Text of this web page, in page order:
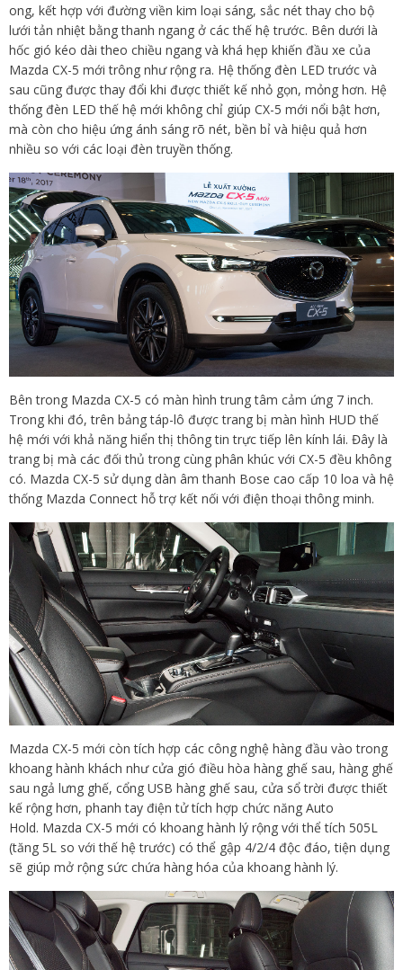
ong, kết hợp với đường viền kim loại sáng, sắc nét thay cho bộ
lưới tản nhiệt bằng thanh ngang ở các thế hệ trước. Bên dưới là
hốc gió kéo dài theo chiều ngang và khá hẹp khiến đầu xe của
Mazda CX-5 mới trông như rộng ra. Hệ thống đèn LED trước và
sau cũng được thay đổi khi được thiết kế nhỏ gọn, mỏng hơn. Hệ
thống đèn LED thế hệ mới không chỉ giúp CX-5 mới nổi bật hơn,
mà còn cho hiệu ứng ánh sáng rõ nét, bền bỉ và hiệu quả hơn
nhiều so với các loại đèn truyền thống.
Bên trong Mazda CX-5 có màn hình trung tâm cảm ứng 7 inch.
Trong khi đó, trên bảng táp-lô được trang bị màn hình HUD thế
hệ mới với khả năng hiển thị thông tin trực tiếp lên kính lái. Đây là
trang bị mà các đối thủ trong cùng phân khúc với CX-5 đều không
có. Mazda CX-5 sử dụng dàn âm thanh Bose cao cấp 10 loa và hệ
thống Mazda Connect hỗ trợ kết nối với điện thoại thông minh.
Mazda CX-5 mới còn tích hợp các công nghệ hàng đầu vào trong
khoang hành khách như cửa gió điều hòa hàng ghế sau, hàng ghế
sau ngả lưng ghế, cổng USB hàng ghế sau, cửa sổ trời được thiết
kế rộng hơn, phanh tay điện tử tích hợp chức năng Auto
Hold. Mazda CX-5 mới có khoang hành lý rộng với thể tích 505L
(tăng 5L so với thế hệ trước) có thể gập 4/2/4 độc đáo, tiện dụng
sẽ giúp mở rộng sức chứa hàng hóa của khoang hành lý.